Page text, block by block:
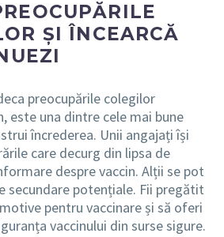
ȘI ÎNCEARCĂ
preocupările colegilor
este una dintre cele mai bune
încrederea. Unii angajați își
care decurg din lipsa de
despre vaccin. Alții se pot
secundare potențiale. Fii pregătit
pentru vaccinare și să oferi
vaccinului din surse sigure.